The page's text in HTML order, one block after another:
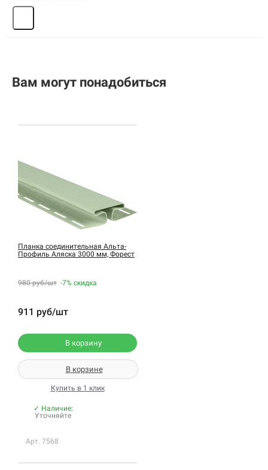
Вам могут понадобиться
Планка соединительная Альта-
Профиль Аляска 3000 мм, Форест
980 руб/шт -7% скидка
911 руб/шт
В корзину
В корзине
Купить в 1 клик
✓ Наличие:
Уточняйте
Арт. 7568